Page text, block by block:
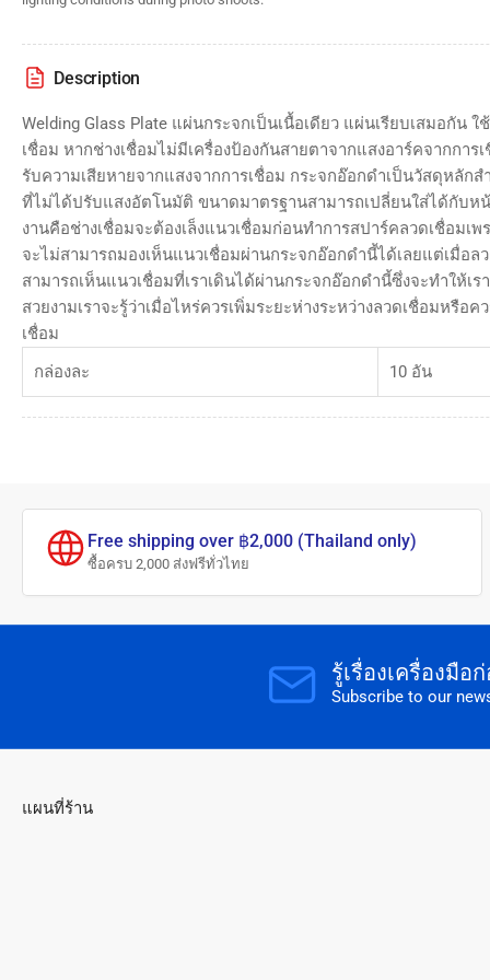
Description
Welding Glass Plate แผ่นกระจกเป็นเนื้อเดียว แผ่นเรียบเสมอกัน
เชื่อม หากช่างเชื่อมไม่มีเครื่องป้องกันสายตาจากแสงอาร์คจากการ
รับความเสียหายจากแสงจากการเชื่อม กระจกอ๊อกดำเป็นวัสดุหลัก
ที่ไม่ได้ปรับแสงอัตโนมัติ ขนาดมาตรฐานสามารถเปลี่ยนใส่ได้กับห
งานคือช่างเชื่อมจะต้องเล็งแนวเชื่อมก่อนทำการสปาร์คลวดเชื่อมเพ
จะไม่สามารถมองเห็นแนวเชื่อมผ่านกระจกอ๊อกดำนี้ได้เลยแต่เมื่อล
สามารถเห็นแนวเชื่อมที่เราเดินได้ผ่านกระจกอ๊อกดำนี้ซึ่งจะทำให้เร
สวยงามเราจะรู้ว่าเมื่อไหร่ควรเพิ่มระยะห่างระหว่างลวดเชื่อมหรือ
เชื่อม
กล่องละ
10 อัน
Free shipping over ฿2,000 (Thailand only)
ซื้อครบ 2,000 ส่งฟรีทั่วไทย
รู้เรื่องเครื่องมือ
Subscribe to our
แผนที่ร้าน